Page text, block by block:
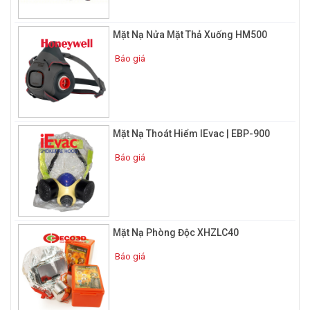
nhau, dựa vào rất nhiều yếu tố như: lứa tuổi, sức khỏe, tâm lý,
ngồi, ngủ, môi trường, …. Mỗi khi hoạt động hay nghỉ ngơi thì cơ
quan hô hấp sẽ “đòi” lượng Oxy cho cơ thể là bao nhiêu, đặc
biệt là thời điểm nhạy cảm, nguy kích thì sẽ cần trao đổi khí
nhiều hơn nữa.
Từ nhu cầu hô hấp cơ bản này, các nhà sản xuất đã tìm tòi và
nghiên cứu ra các thiết bị sử dụng có khả năng điều chỉnh
lượng O2 cần thiết trong quá trình chữa cháy, chống ngạt khói,
khí độc. Đó là lý do vì sao mặt nạ phòng độc được ra đời.
Cấu tạo mặt nạ bảo hộ phòng độc
Mặt Nạ Nửa Mặt Thả Xuống HM500
Báo giá
Mặt Nạ Thoát Hiểm IEvac | EBP-900
Báo giá
Mặt Nạ Phòng Độc XHZLC40
Báo giá